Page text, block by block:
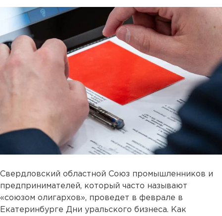
Свердловский областной Союз промышленников и
предпринимателей, который часто называют
«союзом олигархов», проведет в феврале в
Екатеринбурге Дни уральского бизнеса. Как